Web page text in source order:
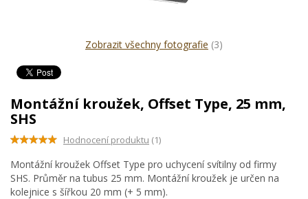
Zobrazit všechny fotografie (3)
Montážní kroužek, Offset Type, 25 mm,
SHS
Hodnocení produktu (1)
Montážní kroužek Offset Type pro uchycení svítilny od firmy
SHS. Průměr na tubus 25 mm. Montážní kroužek je určen na
kolejnice s šířkou 20 mm (+ 5 mm).